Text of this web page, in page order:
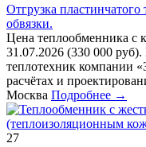
Отгрузка
обвязки.
Цена теплообменника с
31.07.2026 (330 000
теплотехник компании
расчётах и
Москва Подробнее →
27